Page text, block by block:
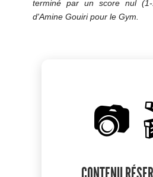
terminé par un score nul
d'Amine Gouiri pour le Gym.
📷